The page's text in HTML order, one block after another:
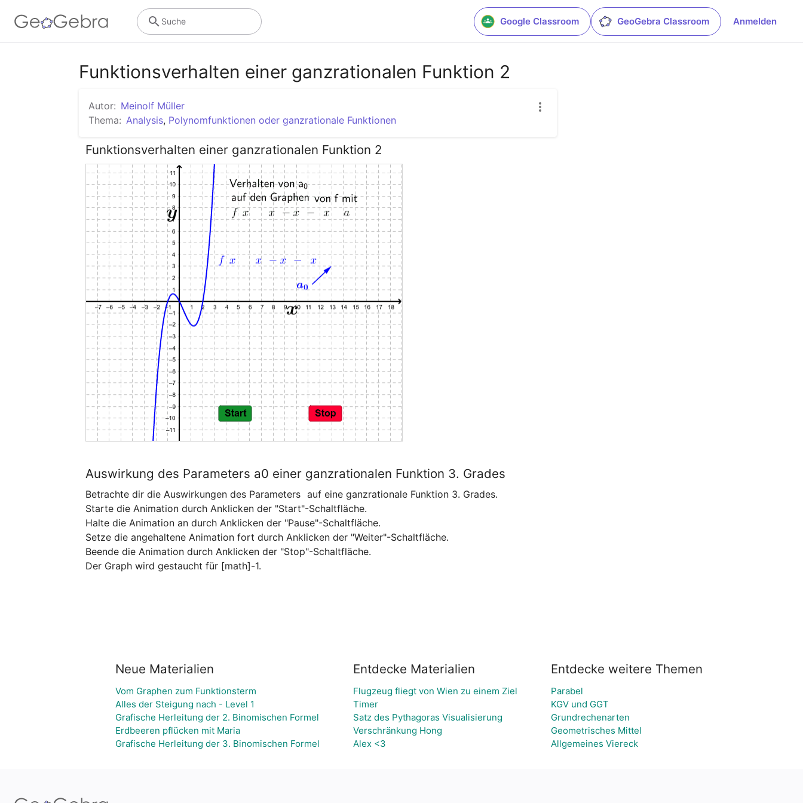
Google Classroom GeoGebra Classroom Anmelden
Suche
Funktionsverhalten einer ganzrationalen Funktion 2
Autor: Meinolf Müller
Thema: Analysis, Polynomfunktionen oder ganzrationale Funktionen
Funktionsverhalten einer ganzrationalen Funktion 2
Auswirkung des Parameters a0 einer ganzrationalen Funktion 3. Grades
Betrachte dir die Auswirkungen des Parameters auf eine ganzrationale Funktion 3. Grades.
Starte die Animation durch Anklicken der "Start"-Schaltfläche.
Halte die Animation an durch Anklicken der "Pause"-Schaltfläche.
Setze die angehaltene Animation fort durch Anklicken der "Weiter"-Schaltfläche.
Beende die Animation durch Anklicken der "Stop"-Schaltfläche.
Neue Materialien
Vom Graphen zum Funktionsterm
Alles der Steigung nach - Level 1
Grafische Herleitung der 2. Binomischen Formel
Erdbeeren pflücken mit Maria
Grafische Herleitung der 3. Binomischen Formel
Entdecke Materialien
Flugzeug fliegt von Wien zu einem Ziel
Timer
Satz des Pythagoras Visualisierung
Verschränkung Hong
Alex <3
Entdecke weitere Themen
Parabel
KGV und GGT
Grundrechenarten
Geometrisches Mittel
Allgemeines Viereck